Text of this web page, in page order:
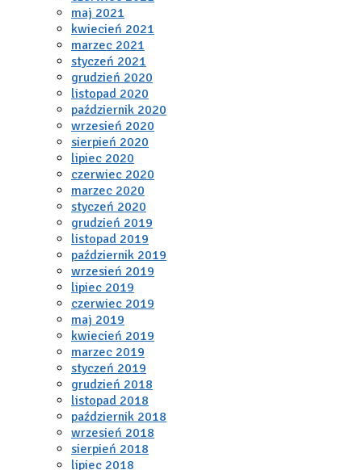
maj 2021
kwiecień 2021
marzec 2021
styczeń 2021
grudzień 2020
listopad 2020
październik 2020
wrzesień 2020
sierpień 2020
lipiec 2020
czerwiec 2020
marzec 2020
styczeń 2020
grudzień 2019
listopad 2019
październik 2019
wrzesień 2019
lipiec 2019
czerwiec 2019
maj 2019
kwiecień 2019
marzec 2019
styczeń 2019
grudzień 2018
listopad 2018
październik 2018
wrzesień 2018
sierpień 2018
lipiec 2018